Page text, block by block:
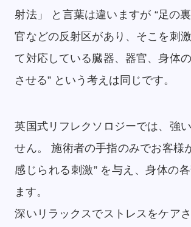
射法」 と言葉は違いますが “足の
官などの反射区があり、そこを刺
て対応している臓器、器官、身体
させる” という考えは同じです。
英国式リフレクソロジーでは、強
せん。 施術者の手指のみでお客様
感じられる刺激” を与え、身体の
ます。
深いリラックスでストレスをケア